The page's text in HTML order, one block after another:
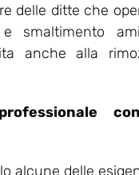
delle ditte che
smaltimento
anche alla
alcune delle